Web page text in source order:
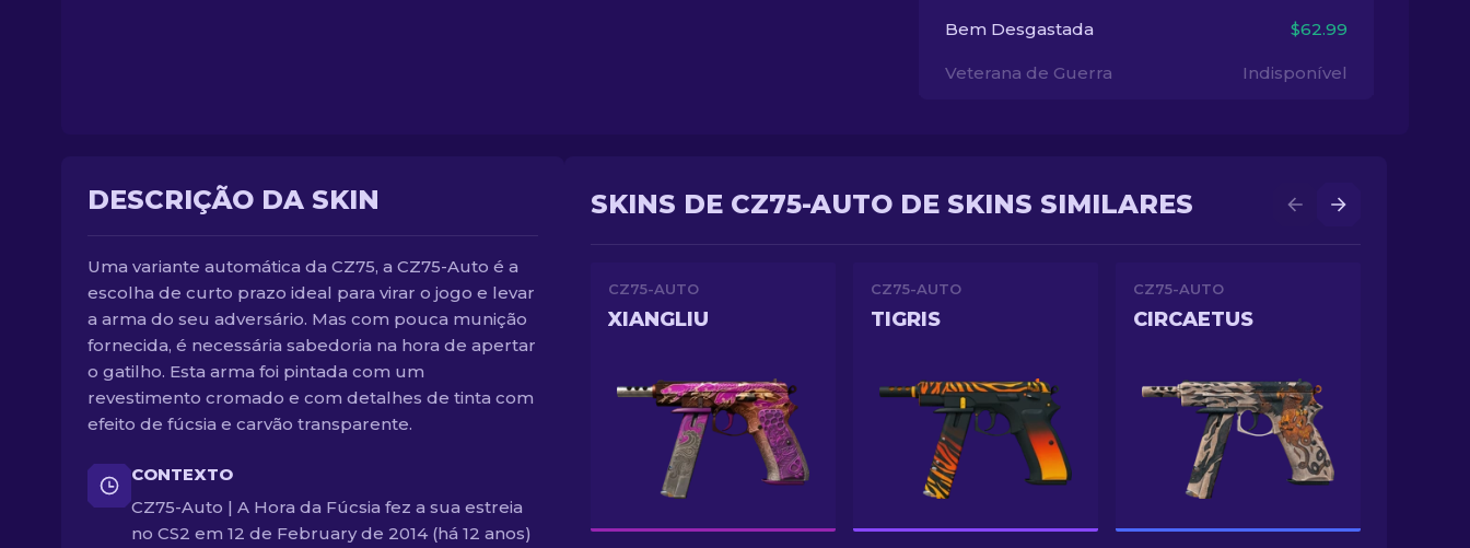
Bem Desgastada $62.99
Veterana de Guerra Indisponível
DESCRIÇÃO DA SKIN
Uma variante automática da CZ75, a CZ75-Auto é a
escolha de curto prazo ideal para virar o jogo e levar
a arma do seu adversário. Mas com pouca munição
fornecida, é necessária sabedoria na hora de apertar
o gatilho. Esta arma foi pintada com um
revestimento cromado e com detalhes de tinta com
efeito de fúcsia e carvão transparente.
CONTEXTO
CZ75-Auto | A Hora da Fúcsia fez a sua estreia
no CS2 em 12 de February de 2014 (há 12 anos)
SKINS DE CZ75-AUTO DE SKINS SIMILARES
CZ75-AUTO
XIANGLIU
CZ75-AUTO
TIGRIS
CZ75-AUTO
CIRCAETUS